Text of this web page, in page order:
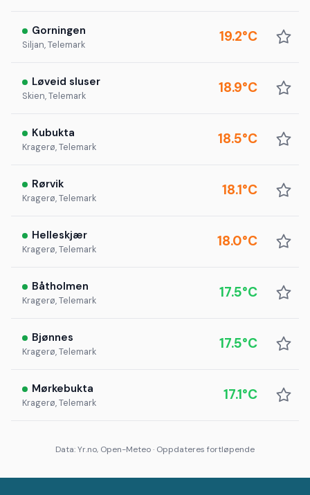
Gorningen
Siljan, Telemark 19.2°C
Løveid sluser
Skien, Telemark 18.9°C
Kubukta
Kragerø, Telemark 18.5°C
Rørvik
Kragerø, Telemark 18.1°C
Helleskjær
Kragerø, Telemark 18.0°C
Båtholmen
Kragerø, Telemark 17.5°C
Bjønnes
Kragerø, Telemark 17.5°C
Mørkebukta
Kragerø, Telemark 17.1°C
Data: Yr.no, Open-Meteo · Oppdateres fortløpende